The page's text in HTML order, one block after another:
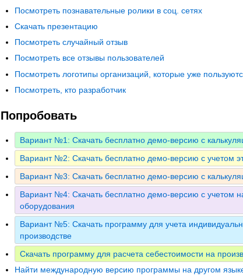
Посмотреть познавательные ролики в соц. сетях
Скачать презентацию
Посмотреть случайный отзыв
Посмотреть все отзывы пользователей
Посмотреть логотипы организаций, которые уже
Посмотреть, кто разработчик
Попробовать
Вариант №1: Скачать бесплатно демо-версию с
Вариант №2: Скачать бесплатно демо-версию с учетом
Вариант №3: Скачать бесплатно демо-версию с
Вариант №4: Скачать бесплатно демо-версию с учетом
оборудования
Вариант №5: Скачать программу для учета
производстве
Скачать программу для расчета себестоимости на
Найти международную версию программы на другом